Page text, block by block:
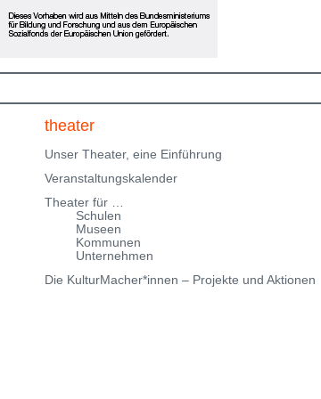
Klingenteichstraße verfügen. Hinweise über
Parkmöglichkeiten findest Du hier:
theater
Unser Theater, eine Einführung
Veranstaltungskalender
Theater für …
Schulen
Museen
Kommunen
Unternehmen
Die KulturMacher*innen – Projekte und Aktionen